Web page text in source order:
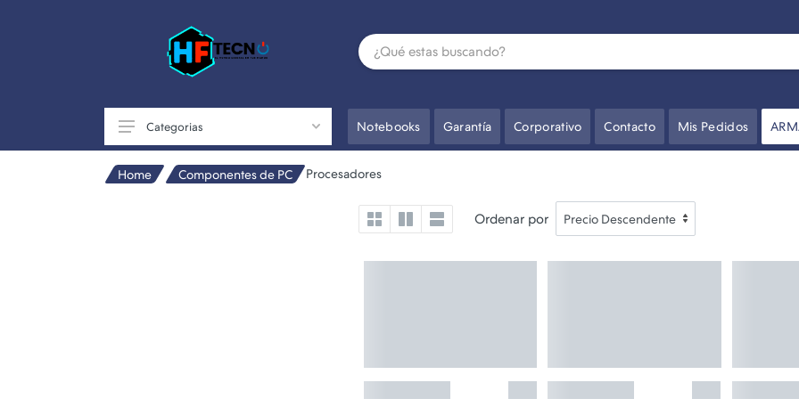
Categorias Notebooks Garantía Corporativo Contacto Mis Pedidos
Home Componentes de PC Procesadores
Ordenar por